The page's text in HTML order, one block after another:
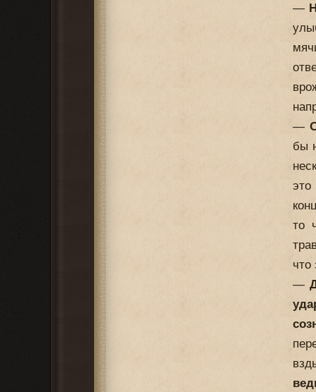
—
—
бы
это
то
что
—